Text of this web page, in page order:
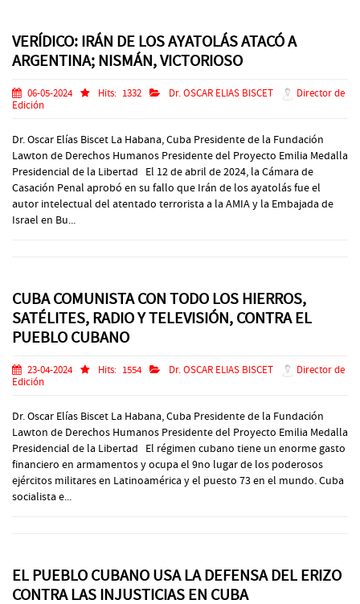
VERÍDICO: IRÁN DE LOS AYATOLÁS ATACÓ A
ARGENTINA; NISMÁN, VICTORIOSO
06-05-2024 Hits: 1332 Dr. OSCAR ELIAS BISCET
Director de
Edición
Dr. Oscar Elías Biscet La Habana, Cuba Presidente de la Fundación
Lawton de Derechos Humanos Presidente del Proyecto Emilia Medalla
Presidencial de la Libertad El 12 de abril de 2024, la Cámara de
Casación Penal aprobó en su fallo que Irán de los ayatolás fue el
autor intelectual del atentado terrorista a la AMIA y la Embajada de
Israel en Bu...
CUBA COMUNISTA CON TODO LOS HIERROS,
SATÉLITES, RADIO Y TELEVISIÓN, CONTRA EL
PUEBLO CUBANO
23-04-2024 Hits: 1554 Dr. OSCAR ELIAS BISCET
Director de
Edición
Dr. Oscar Elías Biscet La Habana, Cuba Presidente de la Fundación
Lawton de Derechos Humanos Presidente del Proyecto Emilia Medalla
Presidencial de la Libertad El régimen cubano tiene un enorme gasto
financiero en armamentos y ocupa el 9no lugar de los poderosos
ejércitos militares en Latinoamérica y el puesto 73 en el mundo. Cuba
socialista e...
EL PUEBLO CUBANO USA LA DEFENSA DEL ERIZO
CONTRA LAS INJUSTICIAS EN CUBA